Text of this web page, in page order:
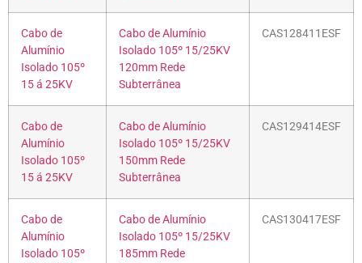
Cabo de
Alumínio
Isolado 105º
15 á 25KV
Cabo de Alumínio
Isolado 105º 15/25KV
120mm Rede
Subterrânea
CAS128411ESF
Cabo de
Alumínio
Isolado 105º
15 á 25KV
Cabo de Alumínio
Isolado 105º 15/25KV
150mm Rede
Subterrânea
CAS129414ESF
Cabo de
Alumínio
Isolado 105º
Cabo de Alumínio
Isolado 105º 15/25KV
185mm Rede
CAS130417ESF